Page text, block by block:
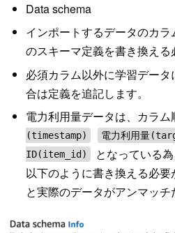
Data schema
インポートするデータのカ
のスキーマ定義を書き換える
必須カラム以外に学習デー
合は定義を追記します。
電力利用量データは、カラム
(timestamp)
電力利用量
ID(item_id)
となっている
以下のように書き換える必
と実際のデータがアンマッ